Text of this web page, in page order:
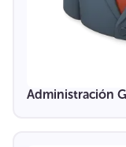
Administración